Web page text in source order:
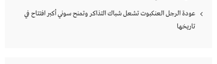
عودة الرجل العنكبوت تشعل شباك التذاكر وتمنح سوني أكبر افتتاح في
تاريخها